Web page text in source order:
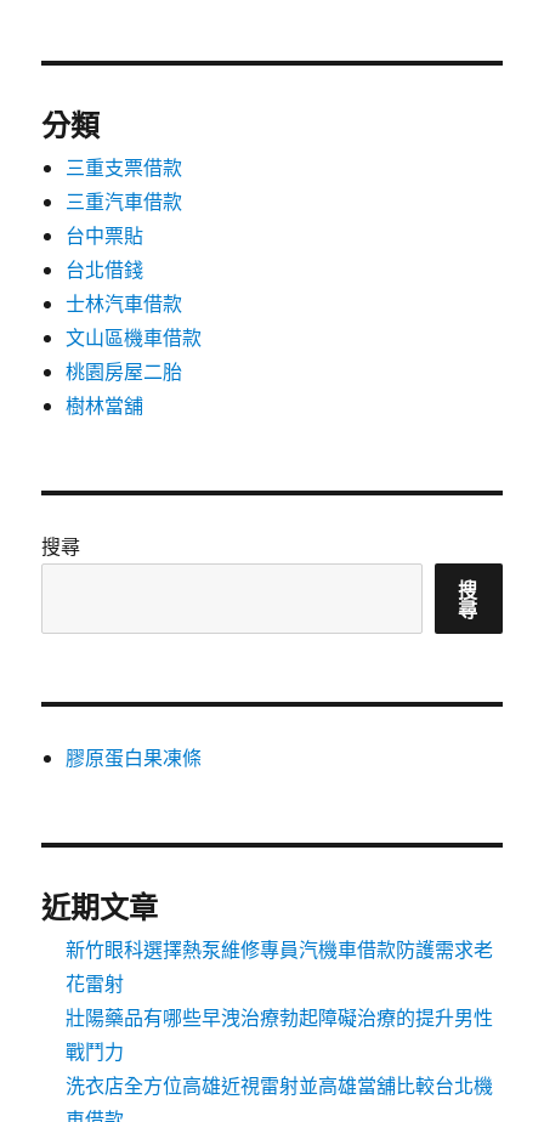
分類
三重支票借款
三重汽車借款
台中票貼
台北借錢
士林汽車借款
文山區機車借款
桃園房屋二胎
樹林當舖
搜尋
搜
尋
膠原蛋白果凍條
近期文章
新竹眼科選擇熱泵維修專員汽機車借款防護需求老
花雷射
壯陽藥品有哪些早洩治療勃起障礙治療的提升男性
戰鬥力
洗衣店全方位高雄近視雷射並高雄當舖比較台北機